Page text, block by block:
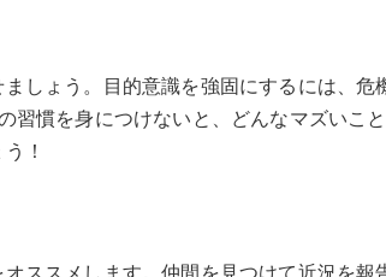
しょう。目的意識を強固にするには、危
習慣を身につけないと、どんなマズいこ
！